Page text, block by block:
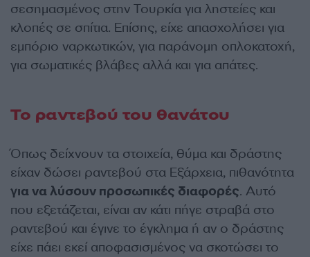
σεσημασμένος στην Τουρκία για ληστείες και
κλοπές σε σπίτια. Επίσης, είχε απασχολήσει για
εμπόριο ναρκωτικών, για παράνομη οπλοκατοχή,
για σωματικές βλάβες αλλά και για απάτες.
Το ραντεβού του θανάτου
Όπως δείχνουν τα στοιχεία, θύμα και δράστης
είχαν δώσει ραντεβού στα Εξάρχεια, πιθανότητα
για να λύσουν προσωπικές διαφορές. Αυτό
που εξετάζεται, είναι αν κάτι πήγε στραβά στο
ραντεβού και έγινε το έγκλημα ή αν ο δράστης
είχε πάει εκεί αποφασισμένος να σκοτώσει το